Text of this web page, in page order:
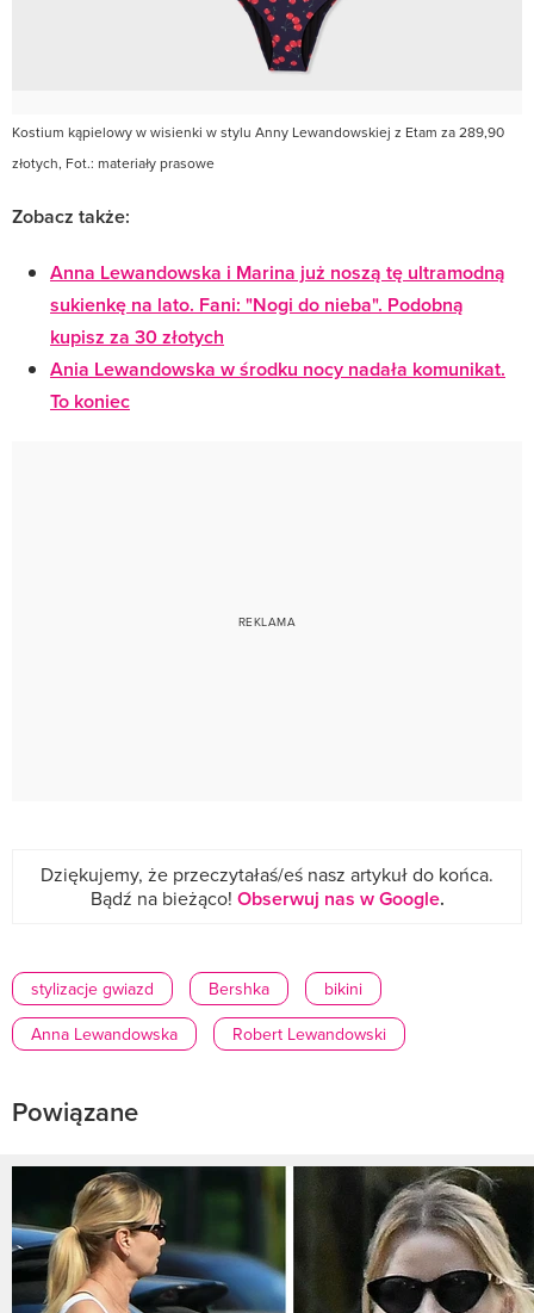
Kostium kąpielowy w wisienki w stylu Anny Lewandowskiej z Etam za 289,90
złotych, Fot.: materiały prasowe
Zobacz także:
Anna Lewandowska i Marina już noszą tę ultramodną
sukienkę na lato. Fani: "Nogi do nieba". Podobną
kupisz za 30 złotych
Ania Lewandowska w środku nocy nadała komunikat.
To koniec
Dziękujemy, że przeczytałaś/eś nasz artykuł do końca.
Bądź na bieżąco! Obserwuj nas w Google.
stylizacje gwiazd Bershka
bikini
Anna Lewandowska
Robert Lewandowski
Powiązane